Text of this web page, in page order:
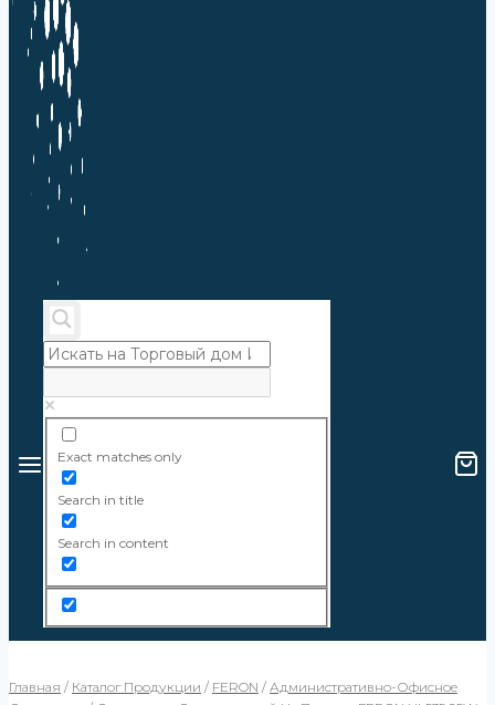
Exact matches only
Search in title
Search in content
Главная / Каталог Продукции / FERON / Административно-Офисное